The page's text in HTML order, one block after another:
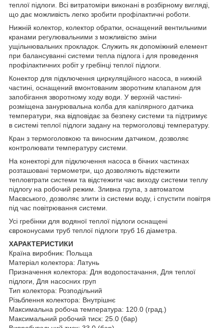
теплої підлоги. Всі витратоміри виконані в розбірному вигляді,
що дає можливість легко зробити профілактичні роботи.
Нижній колектор, колектор обратки, оснащений вентильними
кранами регулювальними з можливістю зміни
ущільнювальних прокладок. Служить як допоміжний елемент
при балансуванні системи тепла підлога і для проведення
профілактичних робіт у гребінці теплої підлоги.
Конектор для підключення циркуляційного насоса, в нижній
частині, оснащений вмонтованим зворотним клапаном для
запобігання зворотному ходу води. У верхній частині-
розміщена занурювальна колба для капілярного датчика
температури, яка відповідає за безпеку системи та підтримує
в системі теплої підлоги задану на термоголовці температуру.
Кран з термоголовкою та виносним датчиком, дозволяє
контролювати температуру системи.
На конекторі для підключення насоса в бічних частинах
розташовані термометри, що дозволяють відстежити
тепловтрати системи та відстежити час виходу системи теплу
підлогу на робочий режим. Зливна група, з автоматом
Маєвського, дозволяє злити із системи воду, і спустити повітря
під час повітрювання системи.
Усі гребінки для водяної теплої підлоги оснащені
євроконусами труб теплої підлоги труб 16 діаметра.
ХАРАКТЕРИСТИКИ
Країна виробник: Польща
Матеріал колектора: Латунь
Призначення колектора: Для водопостачання, Для теплої
підлоги, Для насосних груп
Тип колектора: Розподільний
Різьблення колектора: Внутрішнє
Максимальна робоча температура: 120.0 (град.)
Максимальний робочий тиск: 25.0 (бар)